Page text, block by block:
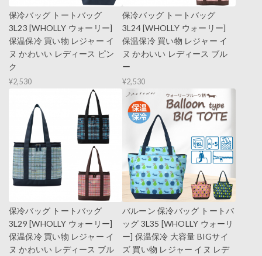
保冷バッグ トートバッグ
3L23 [WHOLLY ウォーリー]
保温保冷 買い物 レジャー イ
ヌ かわいい レディース ピン
ク
¥2,530
保冷バッグ トートバッグ
3L24 [WHOLLY ウォーリー]
保温保冷 買い物 レジャー イ
ヌ かわいい レディース ブル
ー
¥2,530
保冷バッグ トートバッグ
3L29 [WHOLLY ウォーリー]
保温保冷 買い物 レジャー イ
ヌ かわいい レディース ブル
バルーン 保冷バッグ トートバ
ッグ 3L35 [WHOLLY ウォーリ
ー] 保温保冷 大容量 BIGサイ
ズ 買い物 レジャー イヌ レデ